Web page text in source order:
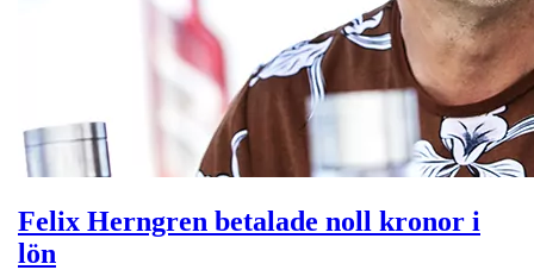
Felix Herngren betalade noll kronor i
lön